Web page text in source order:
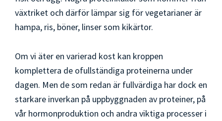
växtriket och därför lämpar sig för vegetarianer är
hampa, ris, böner, linser som kikärtor.
Om vi äter en varierad kost kan kroppen
komplettera de ofullständiga proteinerna under
dagen. Men de som redan är fullvärdiga har dock en
starkare inverkan på uppbyggnaden av proteiner, på
vår hormonproduktion och andra viktiga processer i